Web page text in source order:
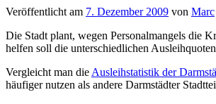
Veröffentlicht am 7. Dezember 2009 von Marc
Die Stadt plant, wegen Personalmangels die
helfen soll die unterschiedlichen
Vergleicht man dieAusleihstatistik der
häufiger nutzen als andere Darmstädter